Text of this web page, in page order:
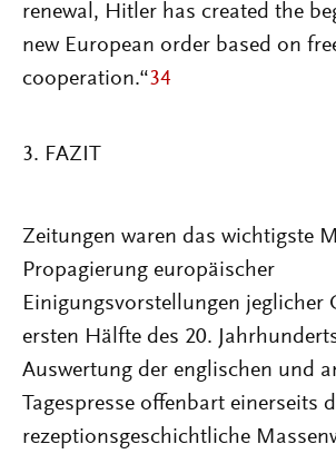
renewal, Hitler has created the
new European order based on
cooperation.“34
3. FAZIT
Zeitungen waren das wichtigste
Propagierung europäischer
Einigungsvorstellungen jeglicher
ersten Hälfte des 20.
Auswertung der englischen und
Tagespresse offenbart einerseits
rezeptionsgeschichtliche